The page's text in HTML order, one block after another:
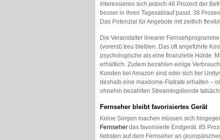
interessieren sich jedoch 46 Prozent der
besser in ihren Tagesablauf passt. 38
Das Potenzial für Angebote mit zeitlich
Die Veranstalter linearer
(vorerst) treu bleiben. Das oft angeführte
psychologische als eine finanzielle Hürde.
erhältlich. Zudem bezahlen einige
Kunden bei Amazon sind oder sich bei
deshalb eine maxdome-Flatrate erhalten –
ohnehin bezahlten Streamingdienste
Fernseher bleibt favorisiertes Gerät
Keine Sorgen machen müssen sich
Fernseher das favorisierte Endgerät. 85
liebsten auf dem Fernseher an